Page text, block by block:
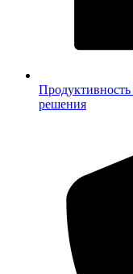
Продуктивность
решения